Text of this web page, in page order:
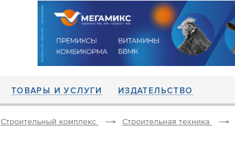
ТОВАРЫ И УСЛУГИ ИЗДАТЕЛЬСТВО
Строительный комплекс Строительная техника